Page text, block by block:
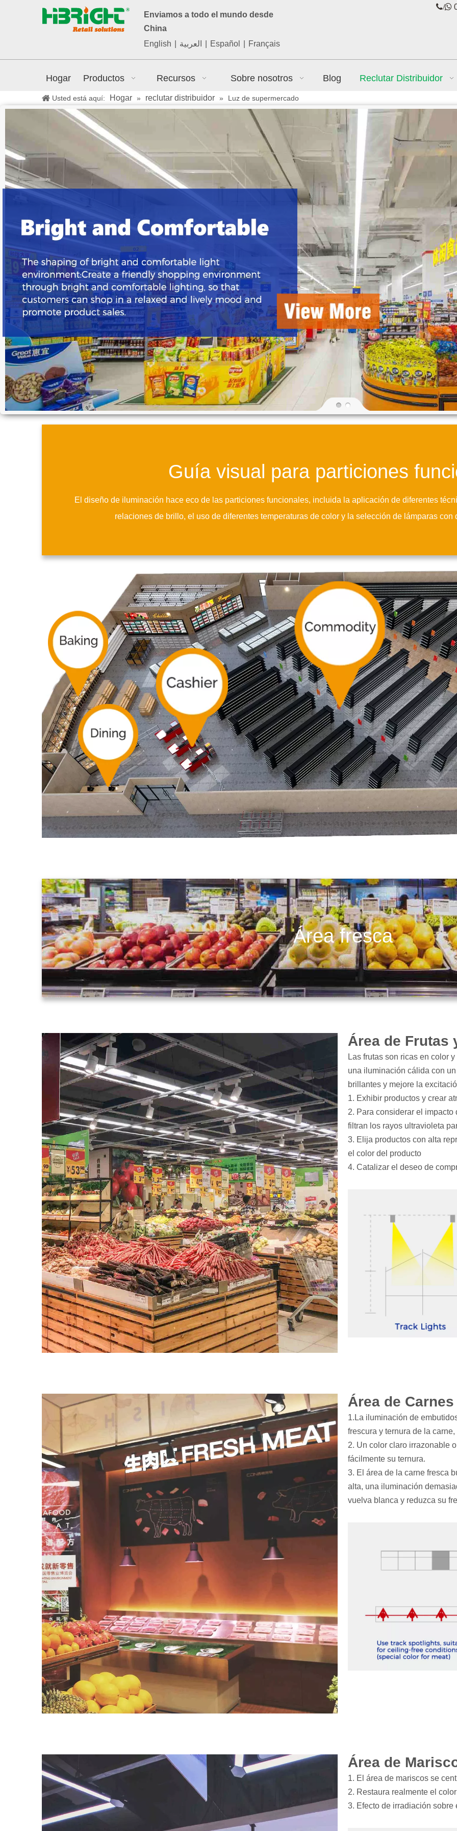
Enviamos a todo el mundo desde
China
English
العربية Español Français
/
Hogar Productos Recursos Sobre nosotros Blog Reclutar Distribuidor
Usted está aquí: Hogar » reclutar distribuidor » Luz de supermercado
Guía visual para particiones
El diseño de iluminación hace eco de las particiones funcionales, incluida la aplicación de diferentes
relaciones de brillo, el uso de diferentes temperaturas de color y la selección de lámparas con
Área fresca
Área de Frutas
Las frutas son ricas en color
una iluminación cálida con
brillantes y mejore la
1. Exhibir productos y crear
2. Para considerar el
filtran los rayos ultravioleta
3. Elija productos con alta
el color del producto
4. Catalizar el deseo de
Área de
1.La iluminación de
frescura y ternura de la
2. Un color claro irrazonable
fácilmente su ternura.
3. El área de la carne fresca
alta, una iluminación
vuelva blanca y reduzca su
Área de
1. El área de mariscos se
2. Restaura realmente el
3. Efecto de irradiación sobre